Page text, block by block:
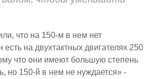
что на 150-м в нем нет
на двухтактных двигателях 250
что они имеют большую степень
но 150-й в нем не нуждается» -